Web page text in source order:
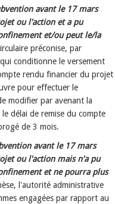
avant le 17 mars
ou l'action et a pu
et/ou peut le/la
préconise, par
conditionne le versement
rendu financier du projet
pour effectuer le
modifier par avenant la
délai de remise du compte
de 3 mois.
avant le 17 mars
ou l'action mais n'a pu
et ne pourra plus
l'autorité administrative
engagées par rapport au